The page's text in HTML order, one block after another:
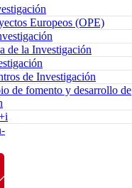
Europeos (OPE)
de la Investigación
de Investigación
de fomento y desarrollo de